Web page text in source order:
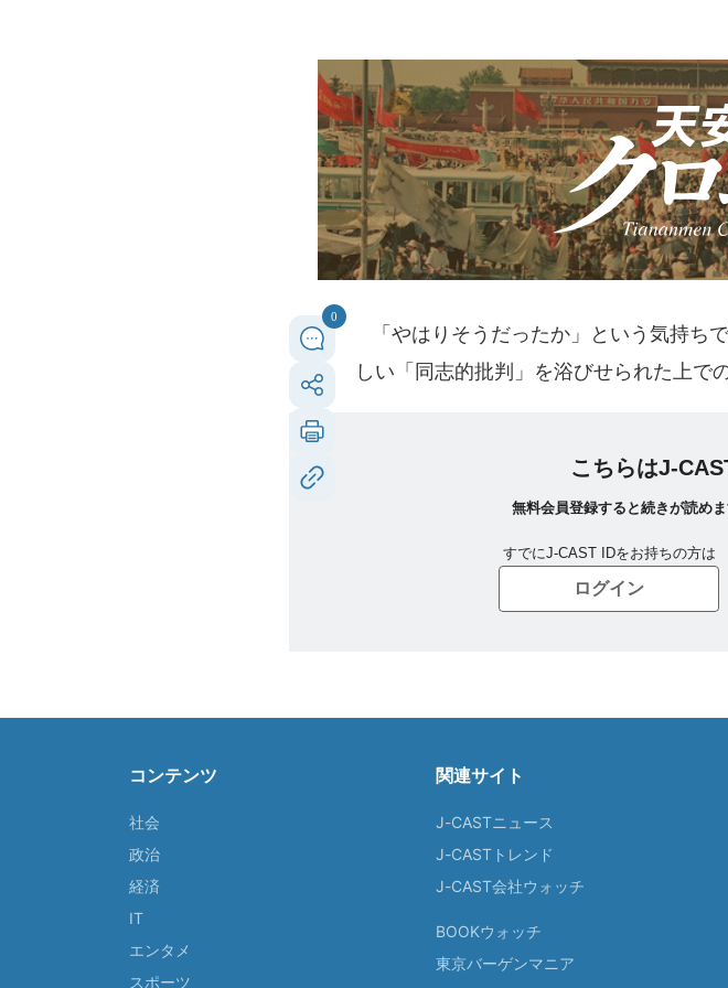
0
「やはりそうだったか」という気持ち
しい「同志的批判」を浴びせられた上で
コンテンツ
社会
政治
経済
IT
エンタメ
スポーツ
関連サイト
J-CASTニュース
J-CASTトレンド
J-CAST会社ウォッチ
BOOKウォッチ
東京バーゲンマニア